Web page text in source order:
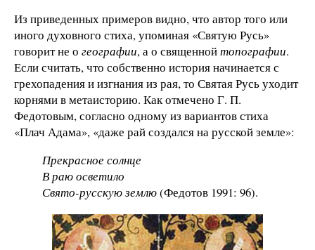
Из приведенных примеров видно, что автор того или
иного духовного стиха, упоминая «Святую Русь»
говорит не о географии, а о священнойтопографии.
Если считать, что собственно история начинается с
грехопадения и изгнания из рая, то Святая Русь уходит
корнями в метаисторию. Как отмечено Г. П.
Федотовым, согласно одному из вариантов стиха
«Плач Адама», «даже рай создался на русской земле»:
Прекрасное солнце
В раю осветило
Свято-русскую землю(Федотов 1991: 96).